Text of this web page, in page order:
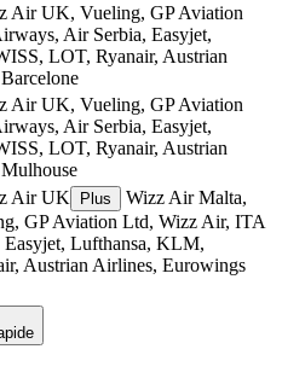
Air UK, Vueling, GP Aviation
Air Serbia, Easyjet,
LOT, Ryanair, Austrian
Barcelone
Air UK, Vueling, GP Aviation
Air Serbia, Easyjet,
LOT, Ryanair, Austrian
Mulhouse
Air UK Plus
Wizz Air Malta,
GP Aviation Ltd, Wizz Air, ITA
Lufthansa, KLM,
Austrian Airlines, Eurowings
© CARTO, © OpenStreetMapcontributors